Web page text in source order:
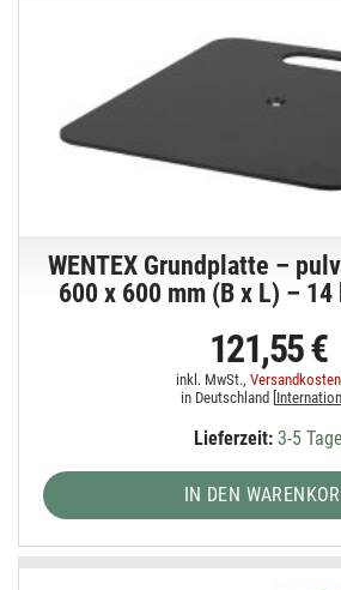
WENTEX Grundplatte –
600 x 600 mm (B x L) –
121,55 €
inkl. MwSt.,
in Deutschland [
Lieferzeit:3-5 Tage
IN DEN